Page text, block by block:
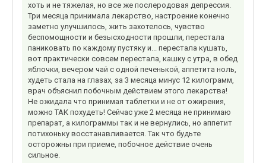
хоть и не тяжелая, но все же послеродовая депрессия.
Три месяца принимала лекарство, настроение конечно
заметно улучшилось, жить захотелось, чувство
беспомощности и безысходности прошли, перестала
паниковать по каждому пустяку и... перестала кушать,
вот практически совсем перестала, кашку с утра, в обед
яблочки, вечером чай с одной печенькой, аппетита ноль,
худеть стала на глазах, за 3 месяца минус 12 килограмм,
врач объяснил побочным действием этого лекарства!
Не ожидала что принимая таблетки и не от ожирения,
можно ТАК похудеть! Сейчас уже 2 месяца не принимаю
препарат, а килограммы так и не вернулись, но аппетит
потихоньку восстанавливается. Так что будьте
осторожны при приеме, побочное действие очень
сильное.